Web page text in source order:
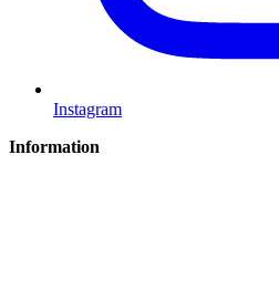
Instagram
Information